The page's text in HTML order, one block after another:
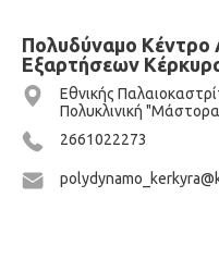
Πολυδύναμο Κέντρο
Εξαρτήσεων
Εθνικής
Πολυκλινική
2661022273